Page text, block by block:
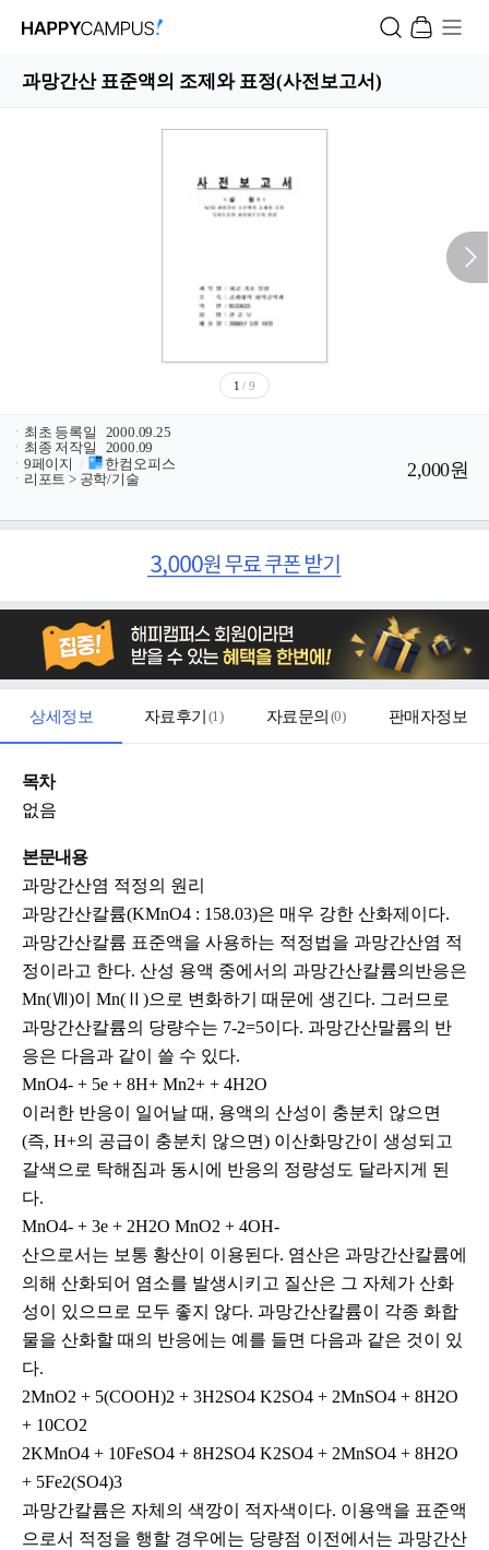
과망간산 표준액의 조제와 표정(사전보고서)
1 / 9
ㆍ 최초 등록일
2000.09.25
ㆍ 최종 저작일
2000.09
ㆍ 9페이지 /
한컴오피스
ㆍ 리포트 > 공학/기술 2,000원
상세정보 자료후기 (1) 자료문의 (0) 판매자정보
목차
없음
본문내용
과망간산염 적정의 원리
과망간산칼륨(KMnO4 : 158.03)은 매우 강한 산화제이다.
과망간산칼륨 표준액을 사용하는 적정법을 과망간산염 적
정이라고 한다. 산성 용액 중에서의 과망간산칼륨의반응은
Mn(Ⅶ)이 Mn(Ⅱ)으로 변화하기 때문에 생긴다. 그러므로
과망간산칼륨의 당량수는 7-2=5이다. 과망간산말륨의 반
응은 다음과 같이 쓸 수 있다.
MnO4- + 5e + 8H+ Mn2+ + 4H2O
이러한 반응이 일어날 때, 용액의 산성이 충분치 않으면
(즉, H+의 공급이 충분치 않으면) 이산화망간이 생성되고
갈색으로 탁해짐과 동시에 반응의 정량성도 달라지게 된
다.
MnO4- + 3e + 2H2O MnO2 + 4OH-
산으로서는 보통 황산이 이용된다. 염산은 과망간산칼륨에
의해 산화되어 염소를 발생시키고 질산은 그 자체가 산화
성이 있으므로 모두 좋지 않다. 과망간산칼륨이 각종 화합
물을 산화할 때의 반응에는 예를 들면 다음과 같은 것이 있
다.
2MnO2 + 5(COOH)2 + 3H2SO4 K2SO4 + 2MnSO4 + 8H2O
+ 10CO2
2KMnO4 + 10FeSO4 + 8H2SO4 K2SO4 + 2MnSO4 + 8H2O
+ 5Fe2(SO4)3
과망간칼륨은 자체의 색깡이 적자색이다. 이용액을 표준액
으로서 적정을 행할 경우에는 당량점 이전에서는 과망간산